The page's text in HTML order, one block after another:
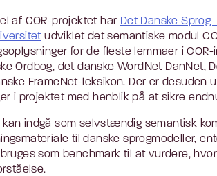
af COR-projektet har Det Danske
udviklet det semantiske modul
for de fleste lemmaer i
Ordbog, det danske WordNet DanNet,
FrameNet-leksikon. Der er
i projektet med henblik på at sikre
kan indgå som selvstændig semantisk
til danske sprogmodeller,
som benchmark til at vurdere,